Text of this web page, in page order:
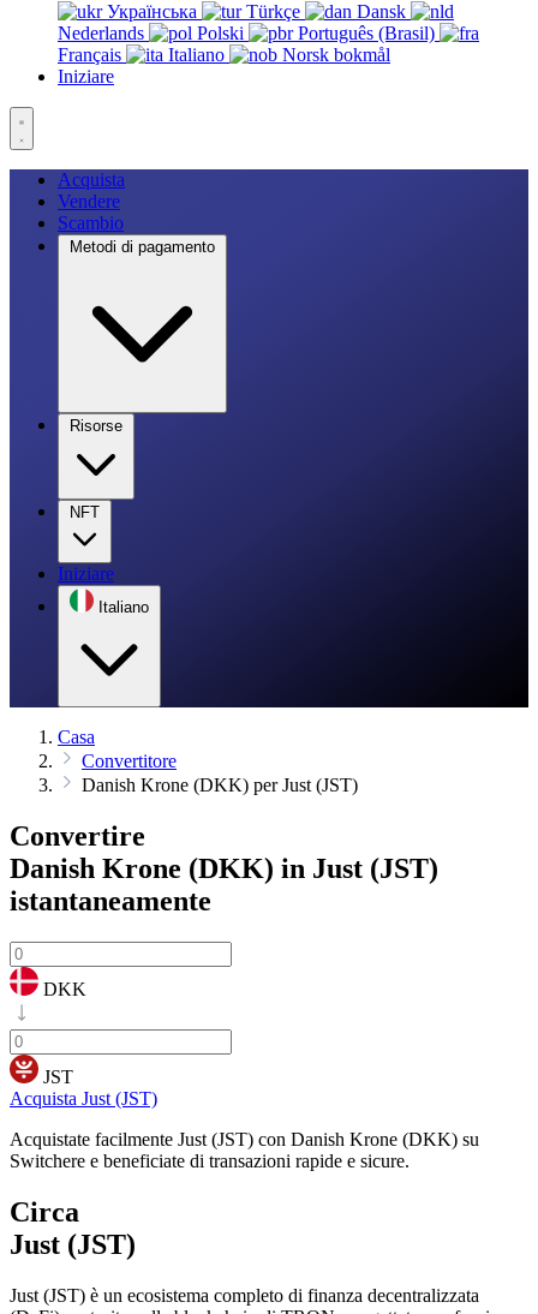
Українська
Türkçe
Dansk
Nederlands
Polski
Português (Brasil)
Français
Italiano
Norsk bokmål
Iniziare
Acquista
Vendere
Scambio
Metodi di pagamento
Risorse
NFT
Iniziare
Italiano
Casa
Convertitore
Danish Krone (DKK) per Just (JST)
Convertire
Danish Krone (DKK) in Just (JST)
istantaneamente
DKK
JST
Acquista Just (JST)
Acquistate facilmente Just (JST) con Danish Krone (DKK) su
Switchere e beneficiate di transazioni rapide e sicure.
Circa
Just (JST)
Just (JST) è un ecosistema completo di finanza decentralizzata